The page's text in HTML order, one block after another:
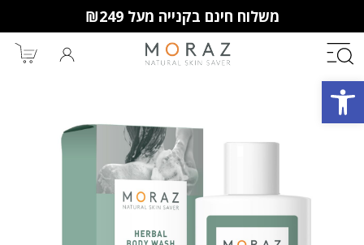
משלוח חינם בקנייה מעל ₪249
מבצעים שווים
וצבירת נקודות למימוש בקניות
הבאות.
פתח סרגל נגישות